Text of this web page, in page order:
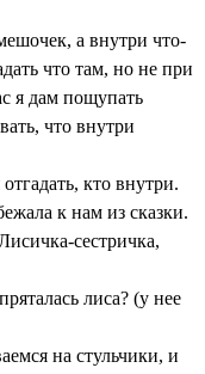
а внутри что-
что там, но не при
я дам пощупать
что внутри
кто внутри.
к нам из сказки.
сестричка,
лиса? (у нее
на стульчики, и